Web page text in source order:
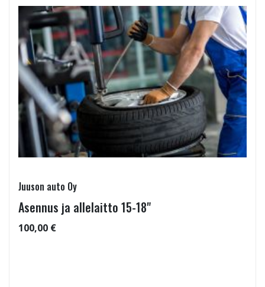
Juuson auto Oy
Asennus ja allelaitto 15-18"
100,00 €